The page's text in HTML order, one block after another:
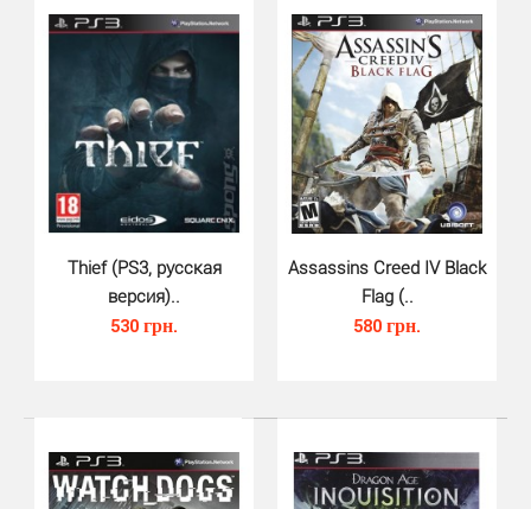
Джоди Холмс – девушка, обладающая
паранормальными способностями. Вместе с ней вам
предстоит пройти н..
Thief (PS3, русская
версия)..
530 грн.
Assassins Creed IV Black
Flag (..
580 грн.